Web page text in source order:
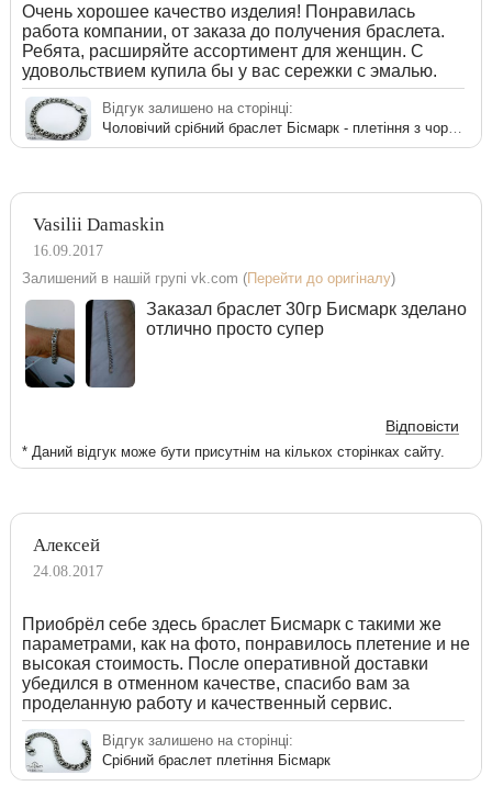
Очень хорошее качество изделия! Понравилась
работа компании, от заказа до получения браслета.
Ребята, расширяйте ассортимент для женщин. С
удовольствием купила бы у вас сережки с эмалью.
Відгук залишено на сторінці:
Vasilii Damaskin
16.09.2017
Залишений в нашій групі vk.com (Перейти до оригіналу)
Заказал браслет 30гр Бисмарк зделано
отлично просто супер
Відповісти
* Даний відгук може бути присутнім на кількох сторінках сайту.
Алексей
24.08.2017
Приобрёл себе здесь браслет Бисмарк с такими же
параметрами, как на фото, понравилось плетение и не
высокая стоимость. После оперативной доставки
убедился в отменном качестве, спасибо вам за
проделанную работу и качественный сервис.
Відгук залишено на сторінці:
Срібний браслет плетіння Бісмарк